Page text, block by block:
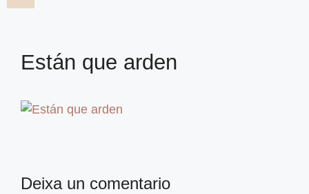
Están que arden
Deixa un comentario